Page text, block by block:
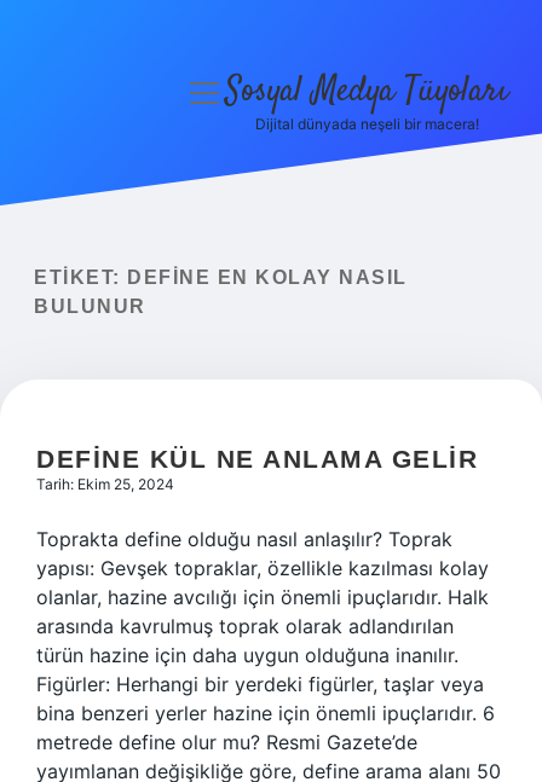
Yasal Uyarı
menüyüSosyal Medya Tüyoları
Dijital dünyada neşeli bir macera!
ETIKET:
DEFINE EN KOLAY NASIL
BULUNUR
DEFINE KÜL NE ANLAMA GELIR
Tarih: Ekim 25, 2024
Toprakta define olduğu nasıl anlaşılır? Toprak
yapısı: Gevşek topraklar, özellikle kazılması kolay
olanlar, hazine avcılığı için önemli ipuçlarıdır. Halk
arasında kavrulmuş toprak olarak adlandırılan
türün hazine için daha uygun olduğuna inanılır.
Figürler: Herhangi bir yerdeki figürler, taşlar veya
bina benzeri yerler hazine için önemli ipuçlarıdır. 6
metrede define olur mu? Resmi Gazete’de
yayımlanan değişikliğe göre, define arama alanı 50